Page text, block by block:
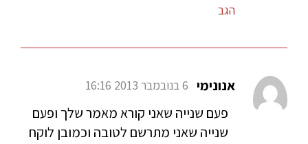
הגב
אנונימי 6 בנובמבר 2013 16:16
פעם שנייה שאני קורא מאמר שלך ופעם
שנייה שאני מתרשם לטובה וכמובן לוקח